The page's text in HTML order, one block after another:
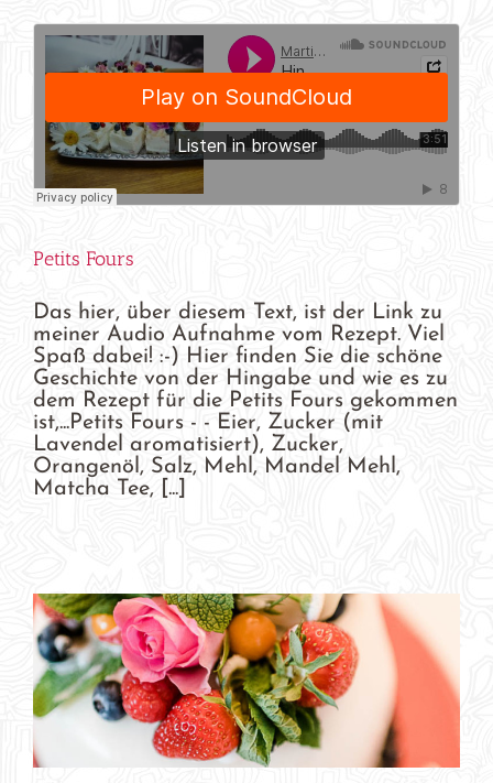
Petits Fours
Das hier, über diesem Text, ist der Link zu
meiner Audio Aufnahme vom Rezept. Viel
Spaß dabei! :-) Hier finden Sie die schöne
Geschichte von der Hingabe und wie es zu
dem Rezept für die Petits Fours gekommen
ist,...Petits Fours - - Eier, Zucker (mit
Lavendel aromatisiert), Zucker,
Orangenöl, Salz, Mehl, Mandel Mehl,
Matcha Tee, [...]